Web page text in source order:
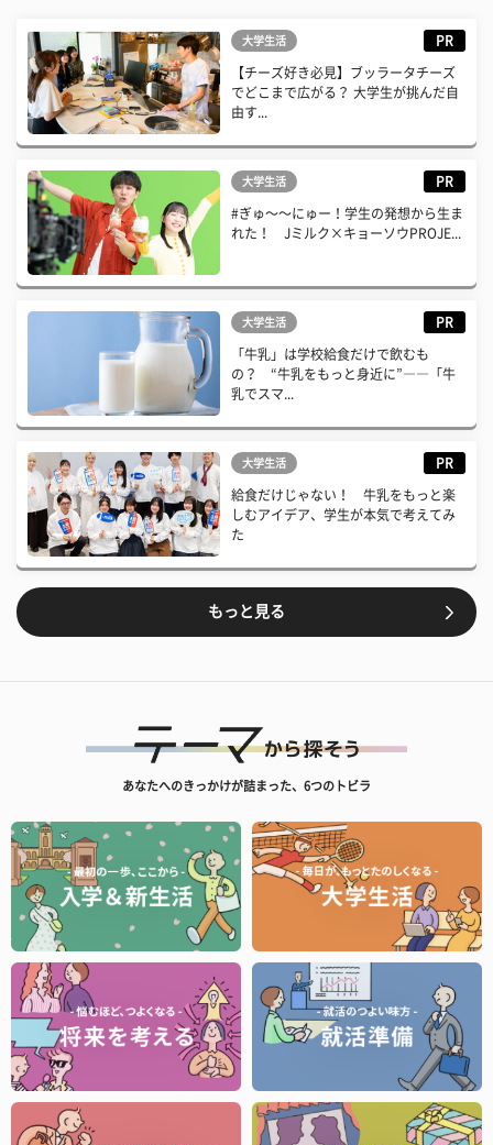
大学生活 PR
【チーズ好き必見】ブッラータチーズ
でどこまで広がる？ 大学生が挑んだ自
由す...
大学生活 PR
#ぎゅ〜〜にゅー！学生の発想から生ま
れた！ Jミルク×キョーソウPROJE...
大学生活 PR
「牛乳」は学校給食だけで飲むも
の？ “牛乳をもっと身近に”――「牛
乳でスマ...
大学生活 PR
給食だけじゃない！ 牛乳をもっと楽
しむアイデア、学生が本気で考えてみ
た
もっと見る
あなたへのきっかけが詰まった、6つのトビラ